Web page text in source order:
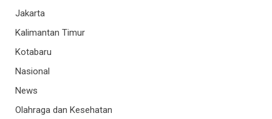
Jakarta
Kalimantan Timur
Kotabaru
Nasional
News
Olahraga dan Kesehatan